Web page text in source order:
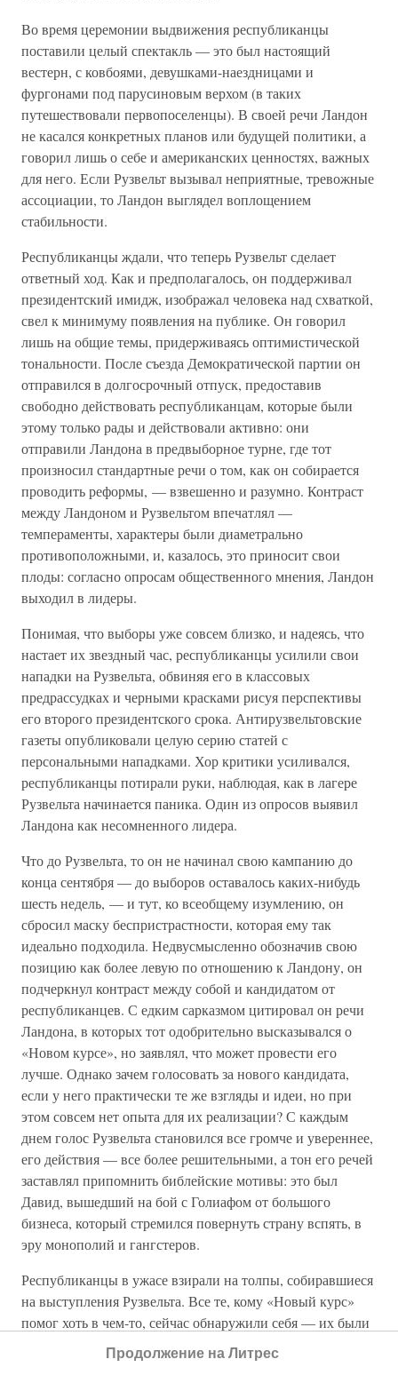
Во время церемонии выдвижения республиканцы
поставили целый спектакль — это был настоящий
вестерн, с ковбоями, девушками-наездницами и
фургонами под парусиновым верхом (в таких
путешествовали первопоселенцы). В своей речи Ландон
не касался конкретных планов или будущей политики, а
говорил лишь о себе и американских ценностях, важных
для него. Если Рузвельт вызывал неприятные, тревожные
ассоциации, то Ландон выглядел воплощением
стабильности.
Республиканцы ждали, что теперь Рузвельт сделает
ответный ход. Как и предполагалось, он поддерживал
президентский имидж, изображал человека над схваткой,
свел к минимуму появления на публике. Он говорил
лишь на общие темы, придерживаясь оптимистической
тональности. После съезда Демократической партии он
отправился в долгосрочный отпуск, предоставив
свободно действовать республиканцам, которые были
этому только рады и действовали активно: они
отправили Ландона в предвыборное турне, где тот
произносил стандартные речи о том, как он собирается
проводить реформы, — взвешенно и разумно. Контраст
между Ландоном и Рузвельтом впечатлял —
темпераменты, характеры были диаметрально
противоположными, и, казалось, это приносит свои
плоды: согласно опросам общественного мнения, Ландон
выходил в лидеры.
Понимая, что выборы уже совсем близко, и надеясь, что
настает их звездный час, республиканцы усилили свои
нападки на Рузвельта, обвиняя его в классовых
предрассудках и черными красками рисуя перспективы
его второго президентского срока. Антирузвельтовские
газеты опубликовали целую серию статей с
персональными нападками. Хор критики усиливался,
республиканцы потирали руки, наблюдая, как в лагере
Рузвельта начинается паника. Один из опросов выявил
Ландона как несомненного лидера.
Что до Рузвельта, то он не начинал свою кампанию до
конца сентября — до выборов оставалось каких-нибудь
шесть недель, — и тут, ко всеобщему изумлению, он
сбросил маску беспристрастности, которая ему так
идеально подходила. Недвусмысленно обозначив свою
позицию как более левую по отношению к Ландону, он
подчеркнул контраст между собой и кандидатом от
республиканцев. С едким сарказмом цитировал он речи
Ландона, в которых тот одобрительно высказывался о
«Новом курсе», но заявлял, что может провести его
лучше. Однако зачем голосовать за нового кандидата,
если у него практически те же взгляды и идеи, но при
этом совсем нет опыта для их реализации? С каждым
днем голос Рузвельта становился все громче и увереннее,
его действия — все более решительными, а тон его речей
заставлял припомнить библейские мотивы: это был
Давид, вышедший на бой с Голиафом от большого
бизнеса, который стремился повернуть страну вспять, в
эру монополий и гангстеров.
Республиканцы в ужасе взирали на толпы, собиравшиеся
на выступления Рузвельта. Все те, кому «Новый курс»
помог хоть в чем-то, сейчас обнаружили себя — их были
тысячи, десятки тысяч. Они поддерживали Рузвельта с
почти религиозным пылом. В одной особенно яркой речи
Продолжение на Литрес